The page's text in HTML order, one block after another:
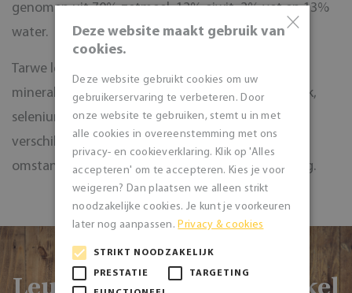
genomen uit 70% zetmeel, 12% eiwit, 2% vet en 13%
water.
Tarwe levert daarnaast ook vezels,B-vitaminen en
mineralen als kalium, fosfor, magnesium, ijzer, zink,
selenium en koper. De voedingswaarde van tarwe
verschilt per soort en hangt ook af van
omstandigheden als bodem, klimaat en bemesting.
Leuker is nog om de winkel
×
Deze website maakt gebruik van
cookies.
Deze website gebruikt cookies om uw
gebruikerservaring te verbeteren. Door
onze website te gebruiken, stemt u in met
alle cookies in overeenstemming met ons
privacy- en cookieverklaring. Klik op 'Alles
accepteren' om te accepteren. Kies je voor
weigeren? Dan plaatsen we alleen strikt
noodzakelijke cookies. Je kunt je voorkeuren
later nog aanpassen.Privacy & cookies
STRIKT NOODZAKELIJK
PRESTATIE TARGETING